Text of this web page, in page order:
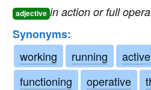
adjective in action or full
Synonyms:
working
running active
functioning
operative